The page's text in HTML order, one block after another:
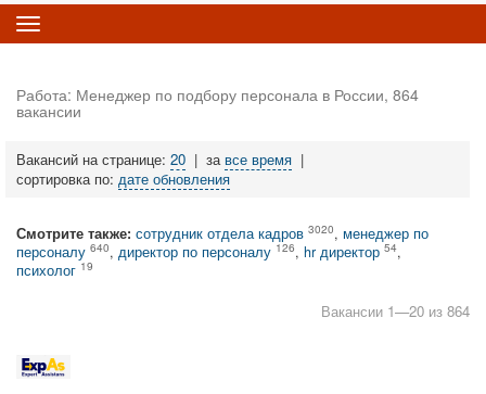
Toggle
navigation
Работа: Менеджер по подбору персонала в России, 864
вакансии
Вакансий на странице: 20 | за все время |
сортировка по: дате обновления
Смотрите также: сотрудник отдела кадров 3020, менеджер по
персоналу 640, директор по персоналу 126, hr директор 54,
психолог 19
Вакансии 1—20 из 864